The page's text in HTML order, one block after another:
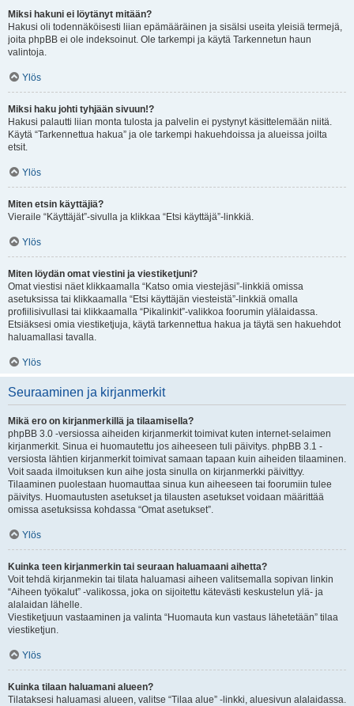
Miksi hakuni ei löytänyt mitään?
Hakusi oli todennäköisesti liian epämääräinen ja sisälsi useita yleisiä termejä,
joita phpBB ei ole indeksoinut. Ole tarkempi ja käytä Tarkennetun haun
valintoja.
Ylös
Miksi haku johti tyhjään sivuun!?
Hakusi palautti liian monta tulosta ja palvelin ei pystynyt käsittelemään niitä.
Käytä “Tarkennettua hakua” ja ole tarkempi hakuehdoissa ja alueissa joilta
etsit.
Ylös
Miten etsin käyttäjiä?
Vieraile “Käyttäjät”-sivulla ja klikkaa “Etsi käyttäjä”-linkkiä.
Ylös
Miten löydän omat viestini ja viestiketjuni?
Omat viestisi näet klikkaamalla “Katso omia viestejäsi”-linkkiä omissa
asetuksissa tai klikkaamalla “Etsi käyttäjän viesteistä”-linkkiä omalla
profiilisivullasi tai klikkaamalla “Pikalinkit”-valikkoa foorumin ylälaidassa.
Etsiäksesi omia viestiketjuja, käytä tarkennettua hakua ja täytä sen hakuehdot
haluamallasi tavalla.
Ylös
Seuraaminen ja kirjanmerkit
Mikä ero on kirjanmerkillä ja tilaamisella?
phpBB 3.0 -versiossa aiheiden kirjanmerkit toimivat kuten internet-selaimen
kirjanmerkit. Sinua ei huomautettu jos aiheeseen tuli päivitys. phpBB 3.1 -
versiosta lähtien kirjanmerkit toimivat samaan tapaan kuin aiheiden tilaaminen.
Voit saada ilmoituksen kun aihe josta sinulla on kirjanmerkki päivittyy.
Tilaaminen puolestaan huomauttaa sinua kun aiheeseen tai foorumiin tulee
päivitys. Huomautusten asetukset ja tilausten asetukset voidaan määrittää
omissa asetuksissa kohdassa “Omat asetukset”.
Ylös
Kuinka teen kirjanmerkin tai seuraan haluamaani aihetta?
Voit tehdä kirjanmekin tai tilata haluamasi aiheen valitsemalla sopivan linkin
“Aiheen työkalut” -valikossa, joka on sijoitettu kätevästi keskustelun ylä- ja
alalaidan lähelle.
Viestiketjuun vastaaminen ja valinta “Huomauta kun vastaus lähetetään” tilaa
viestiketjun.
Ylös
Kuinka tilaan haluamani alueen?
Tilataksesi haluamasi alueen, valitse “Tilaa alue” -linkki, aluesivun alalaidassa.